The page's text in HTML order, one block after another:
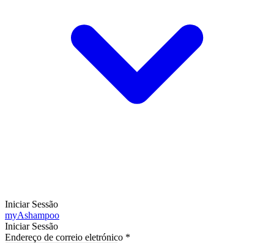
Iniciar Sessão
myAshampoo
Iniciar Sessão
Endereço de correio eletrónico *